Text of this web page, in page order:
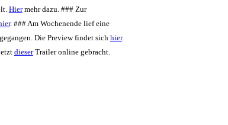
Hiermehr dazu. ### Zur
. ### Am Wochenende lief eine
Die Preview findet sich hier.
dieserTrailer online gebracht.